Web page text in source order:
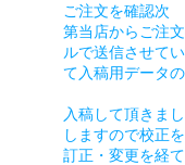
ご注文を確認次
第当店からご注
ルで送信させて
て入稿用データ
入稿して頂きま
しますので校正
訂正・変更を経